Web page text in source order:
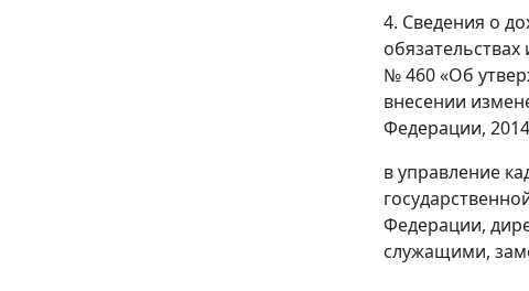
4. Сведения о
№ 460 «Об
внесении
Федерации,
в управление
Федерации,
служащими,